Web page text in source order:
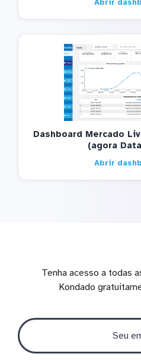
Abrir
Dashboard Mercado
(agora
Abrir
Tenha acesso a todas
Kondado